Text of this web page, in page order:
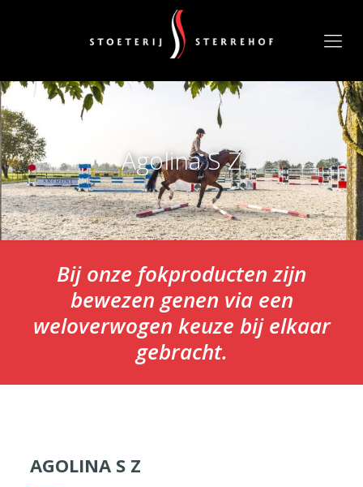
Agolina S Z
Bij onze fokproducten zijn
bewezen genen via een
weloverwogen keuze bij elkaar
gebracht.
AGOLINA S Z